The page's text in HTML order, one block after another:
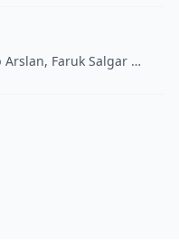
Faruk Salgar • 2012